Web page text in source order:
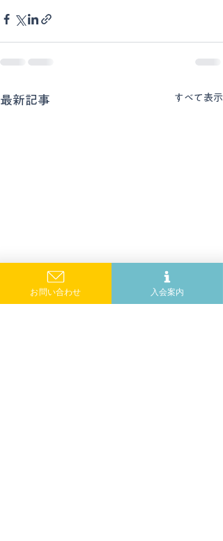
最新記事 すべて表示
お問い合わせ 入会案内